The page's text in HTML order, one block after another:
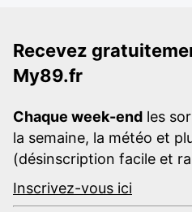
Recevez
My89.fr
Chaque week-end les
la semaine, la météo et
(désinscription facile et
Inscrivez-vous ici